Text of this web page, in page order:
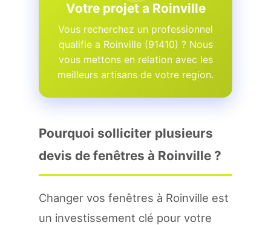
Votre projet a Roinville
Vous recherchez un professionnel
qualifie a Roinville (91410) ? Nous
vous mettons en relation avec les
meilleurs artisans de votre region.
Pourquoi solliciter plusieurs
devis de fenêtres à Roinville ?
Changer vos fenêtres à Roinville est
un investissement clé pour votre